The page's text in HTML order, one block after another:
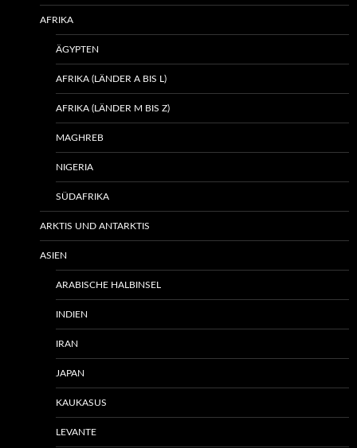
AFRIKA
ÄGYPTEN
AFRIKA (LÄNDER A BIS L)
AFRIKA (LÄNDER M BIS Z)
MAGHREB
NIGERIA
SÜDAFRIKA
ARKTIS UND ANTARKTIS
ASIEN
ARABISCHE HALBINSEL
INDIEN
IRAN
JAPAN
KAUKASUS
LEVANTE